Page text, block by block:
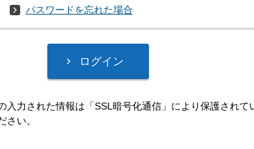
パスワードを忘れた場合
入力された情報は「SSL暗号化通信」により保護されて
さい。